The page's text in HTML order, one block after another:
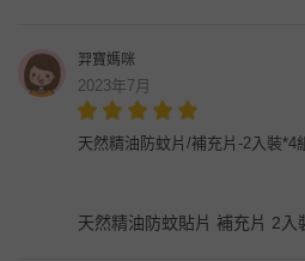
羿寶媽咪
2023年7月
天然精油防蚊片/補充片-2入裝*4
天然精油防蚊貼片 補充片 2入